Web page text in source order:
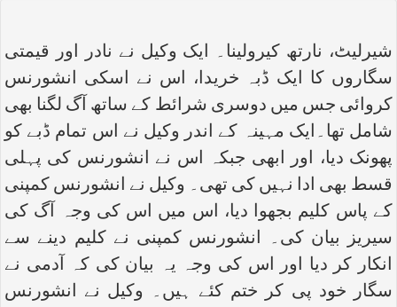
شیرلیٹ، نارتھ کیرولینا۔ ایک وکیل نے نادر اور قیمتی
سگاروں کا ایک ڈبہ خریدا، اس نے اسکی انشورنس
کروائی جس میں دوسری شرائط کے ساتھ آگ لگنا بھی
شامل تھا۔ایک مہینہ کے اندر وکیل نے اس تمام ڈبے کو
پھونک دیا، اور ابھی جبکہ اس نے انشورنس کی پہلی
قسط بھی ادا نہیں کی تھی۔ وکیل نے انشورنس کمپنی
کے پاس کلیم بجھوا دیا، اس میں اس کی وجہ آگ کی
سیریز بیان کی۔ انشورنس کمپنی نے کلیم دینے سے
انکار کر دیا اور اس کی وجہ یہ بیان کی کہ آدمی نے
سگار خود پی کر ختم کئے ہیں۔ وکیل نے انشورنس